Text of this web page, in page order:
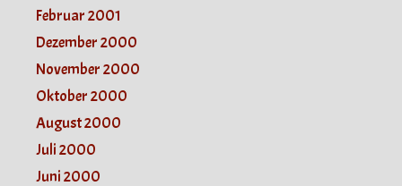
Februar 2001
Dezember 2000
November 2000
Oktober 2000
August 2000
Juli 2000
Juni 2000